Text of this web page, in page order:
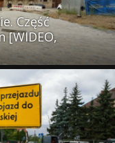
Część
[WIDEO,